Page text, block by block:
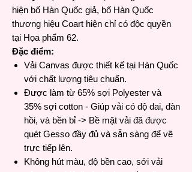
hiện bố Hàn Quốc giả, bố Hàn Quốc
thương hiệu Coart hiện chỉ có độc quyền
tại Họa phẩm 62.
Đặc điểm:
Vải Canvas được thiết kế tại Hàn Quốc
với chất lượng tiêu chuẩn.
Được làm từ 65% sợi Polyester và
35% sợi cotton - Giúp vải có độ dai, đàn
hồi, và bền bỉ -> Bề mặt vải đã được
quét Gesso đầy đủ và sẵn sàng để vẽ
trực tiếp lên.
Không hút màu, độ bền cao, sới vải